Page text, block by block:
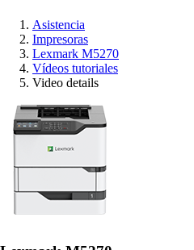
Asistencia
Impresoras
Lexmark M5270
Vídeos tutoriales
Video details